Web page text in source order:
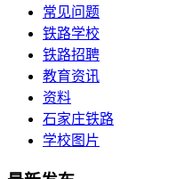
常见问题
铁路学校
铁路招聘
教育资讯
资料
石家庄铁路
学校图片